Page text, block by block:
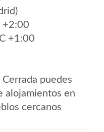
+2:00
+1:00
puedes
alojamientos en
cercanos